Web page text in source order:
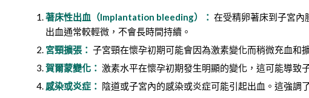
著床性出血（Implantation bleeding）： 在受精卵著床到子宮內
出血通常較輕微，不會長時間持續。
宮頸擴張： 子宮頸在懷孕初期可能會因為激素變化而稍微充血和
賀爾蒙變化： 激素水平在懷孕初期發生明顯的變化，這可能導致
感染或炎症： 陰道或子宮內的感染或炎症可能引起出血。這強調